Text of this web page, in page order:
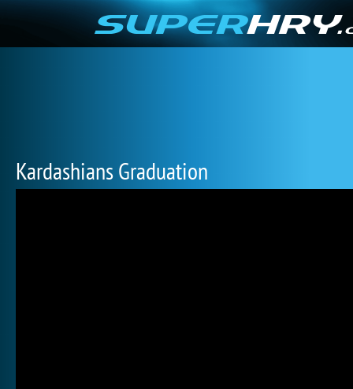
Kardashians Graduation